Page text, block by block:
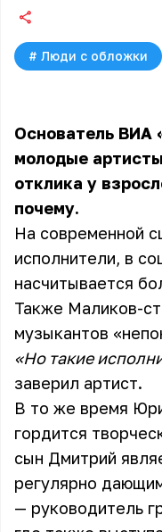
# Люди с обложки
Основатель ВИА
молодые
отклика у
почему.
На современной
исполнители, в
насчитывается
Также Маликов-
музыкантов
«Но такие
заверил артист.
В то же время
гордится
сын Дмитрий
регулярно
— руководитель